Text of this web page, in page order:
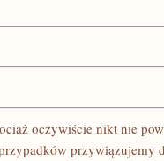
oczywiście nikt nie
przywiązujemy